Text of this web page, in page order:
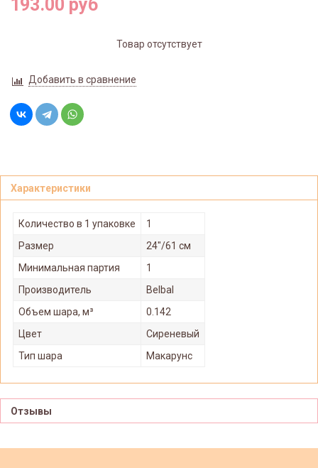
193.00 руб
Товар отсутствует
Добавить в сравнение
Характеристики
Количество в 1 упаковке
1
Размер
24"/61 см
Минимальная партия
1
Производитель
Belbal
Объем шара, м³
0.142
Цвет
Сиреневый
Тип шара
Макарунс
Отзывы